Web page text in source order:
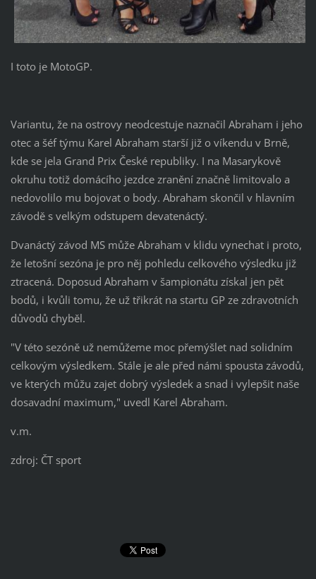
I toto je MotoGP.
Variantu, že na ostrovy neodcestuje naznačil Abraham i jeho
otec a šéf týmu Karel Abraham starší již o víkendu v Brně,
kde se jela Grand Prix České republiky. I na Masarykově
okruhu totiž domácího jezdce zranění značně limitovalo a
nedovolilo mu bojovat o body. Abraham skončil v hlavním
závodě s velkým odstupem devatenáctý.
Dvanáctý závod MS může Abraham v klidu vynechat i proto,
že letošní sezóna je pro něj pohledu celkového výsledku již
ztracená. Doposud Abraham v šampionátu získal jen pět
bodů, i kvůli tomu, že už třikrát na startu GP ze zdravotních
důvodů chyběl.
"V této sezóně už nemůžeme moc přemýšlet nad solidním
celkovým výsledkem. Stále je ale před námi spousta závodů,
ve kterých můžu zajet dobrý výsledek a snad i vylepšit naše
dosavadní maximum," uvedl Karel Abraham.
v.m.
zdroj: ČT sport